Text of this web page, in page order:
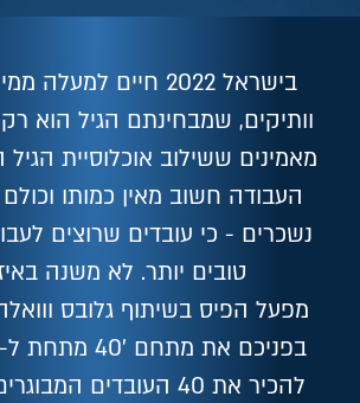
בישראל 2022 חיים
וותיקים, שמבחינתם הגיל הוא
מאמינים ששילוב אוכלוסיית
העבודה חשוב מאין כמותו וכולם
נשכרים - כי עובדים שרוצים
טובים יותר. לא משנה
מפעל הפיס בשיתוף גלובס
להכיר את 40 העובדים